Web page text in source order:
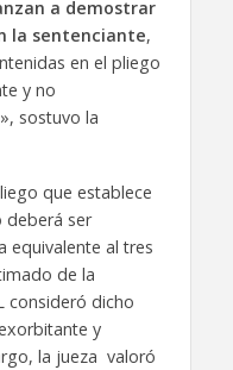
a demostrar
la sentenciante,
en el pliego
y no
sostuvo la
que establece
deberá ser
equivalente al tres
de la
consideró dicho
y
la jueza valoró